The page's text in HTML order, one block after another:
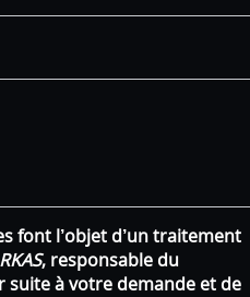
font l’objet d’un traitement
, responsable du
à votre demande et de